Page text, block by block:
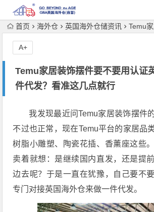
首页 海外仓 英国海外仓储资讯 Temu家居装饰摆件
Temu家居装饰摆件要不要用认证
件代发？看准这几点就行
A+
我发现最近问Temu家居装饰摆件
不过也正常，现在Temu平台的家居品
树脂小雕塑、陶瓷花插、香薰座这些
卖着就想：是继续国内直发，还是提
边去呢？于是一直在犹豫，自己要不
专门对接英国海外仓来做一件代发。